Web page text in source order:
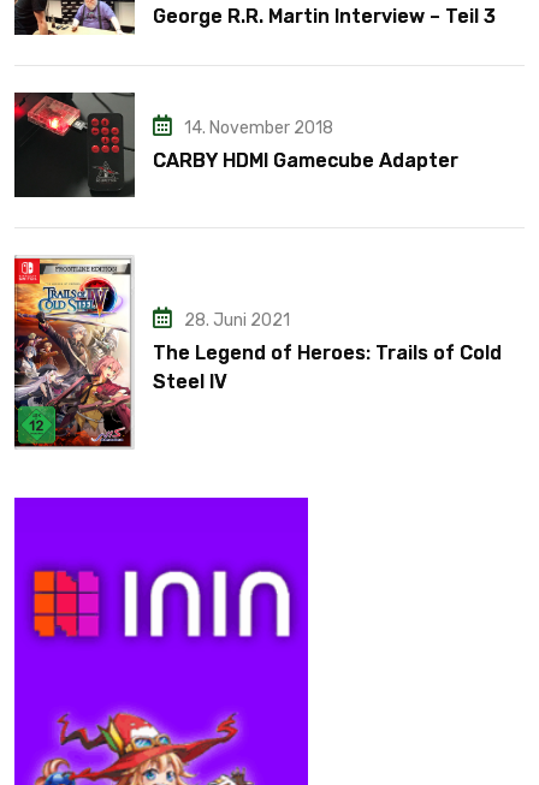
George R.R. Martin Interview – Teil 3
14. November 2018
CARBY HDMI Gamecube Adapter
28. Juni 2021
The Legend of Heroes: Trails of Cold
Steel IV